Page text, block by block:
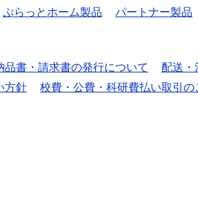
ぷらっとホーム製品 パートナー製品
品書・請求書の発行について 配送・
方針 校費・公費・科研費払い取引の